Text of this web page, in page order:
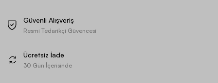
Güvenli Alışveriş
Resmi Tedarikçi Güvencesi
Ücretsiz İade
30 Gün İçerisinde